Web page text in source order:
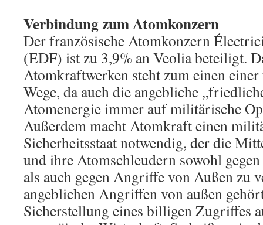
Verbindung zum Atomkonzern
Der französische Atomkonzern
(EDF) ist zu 3,9% an Veolia beteiligt.
Atomkraftwerken steht zum einen
Wege, da auch die angebliche
Atomenergie immer auf militärische
Außerdem macht Atomkraft einen
Sicherheitsstaat notwendig, der die
und ihre Atomschleudern sowohl
als auch gegen Angriffe von Außen zu
angeblichen Angriffen von außen
Sicherstellung eines billigen Zugriffes